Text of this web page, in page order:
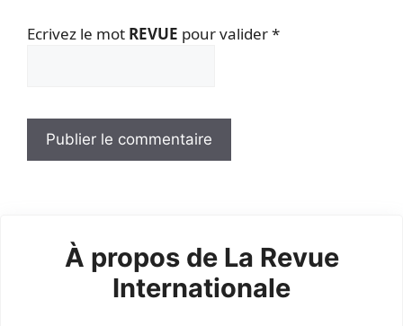
Ecrivez le mot REVUE pour valider*
À propos de La Revue
Internationale